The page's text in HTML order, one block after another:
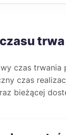
czas trwania
czas
bieżącej